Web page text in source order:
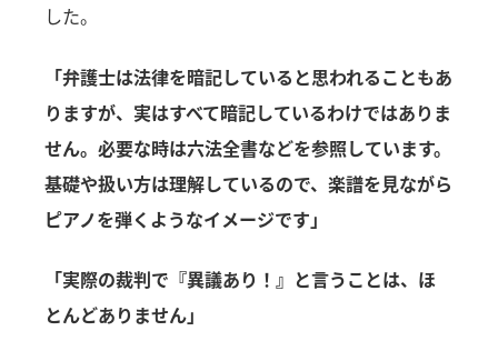
した。
「弁護士は法律を暗記していると思われることもあ
りますが、実はすべて暗記しているわけではありま
せん。必要な時は六法全書などを参照しています。
基礎や扱い方は理解しているので、楽譜を見ながら
ピアノを弾くようなイメージです」
「実際の裁判で『異議あり！』と言うことは、ほ
とんどありません」